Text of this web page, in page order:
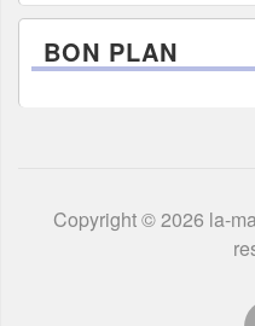
BON PLAN
Copyright © 2026 la-